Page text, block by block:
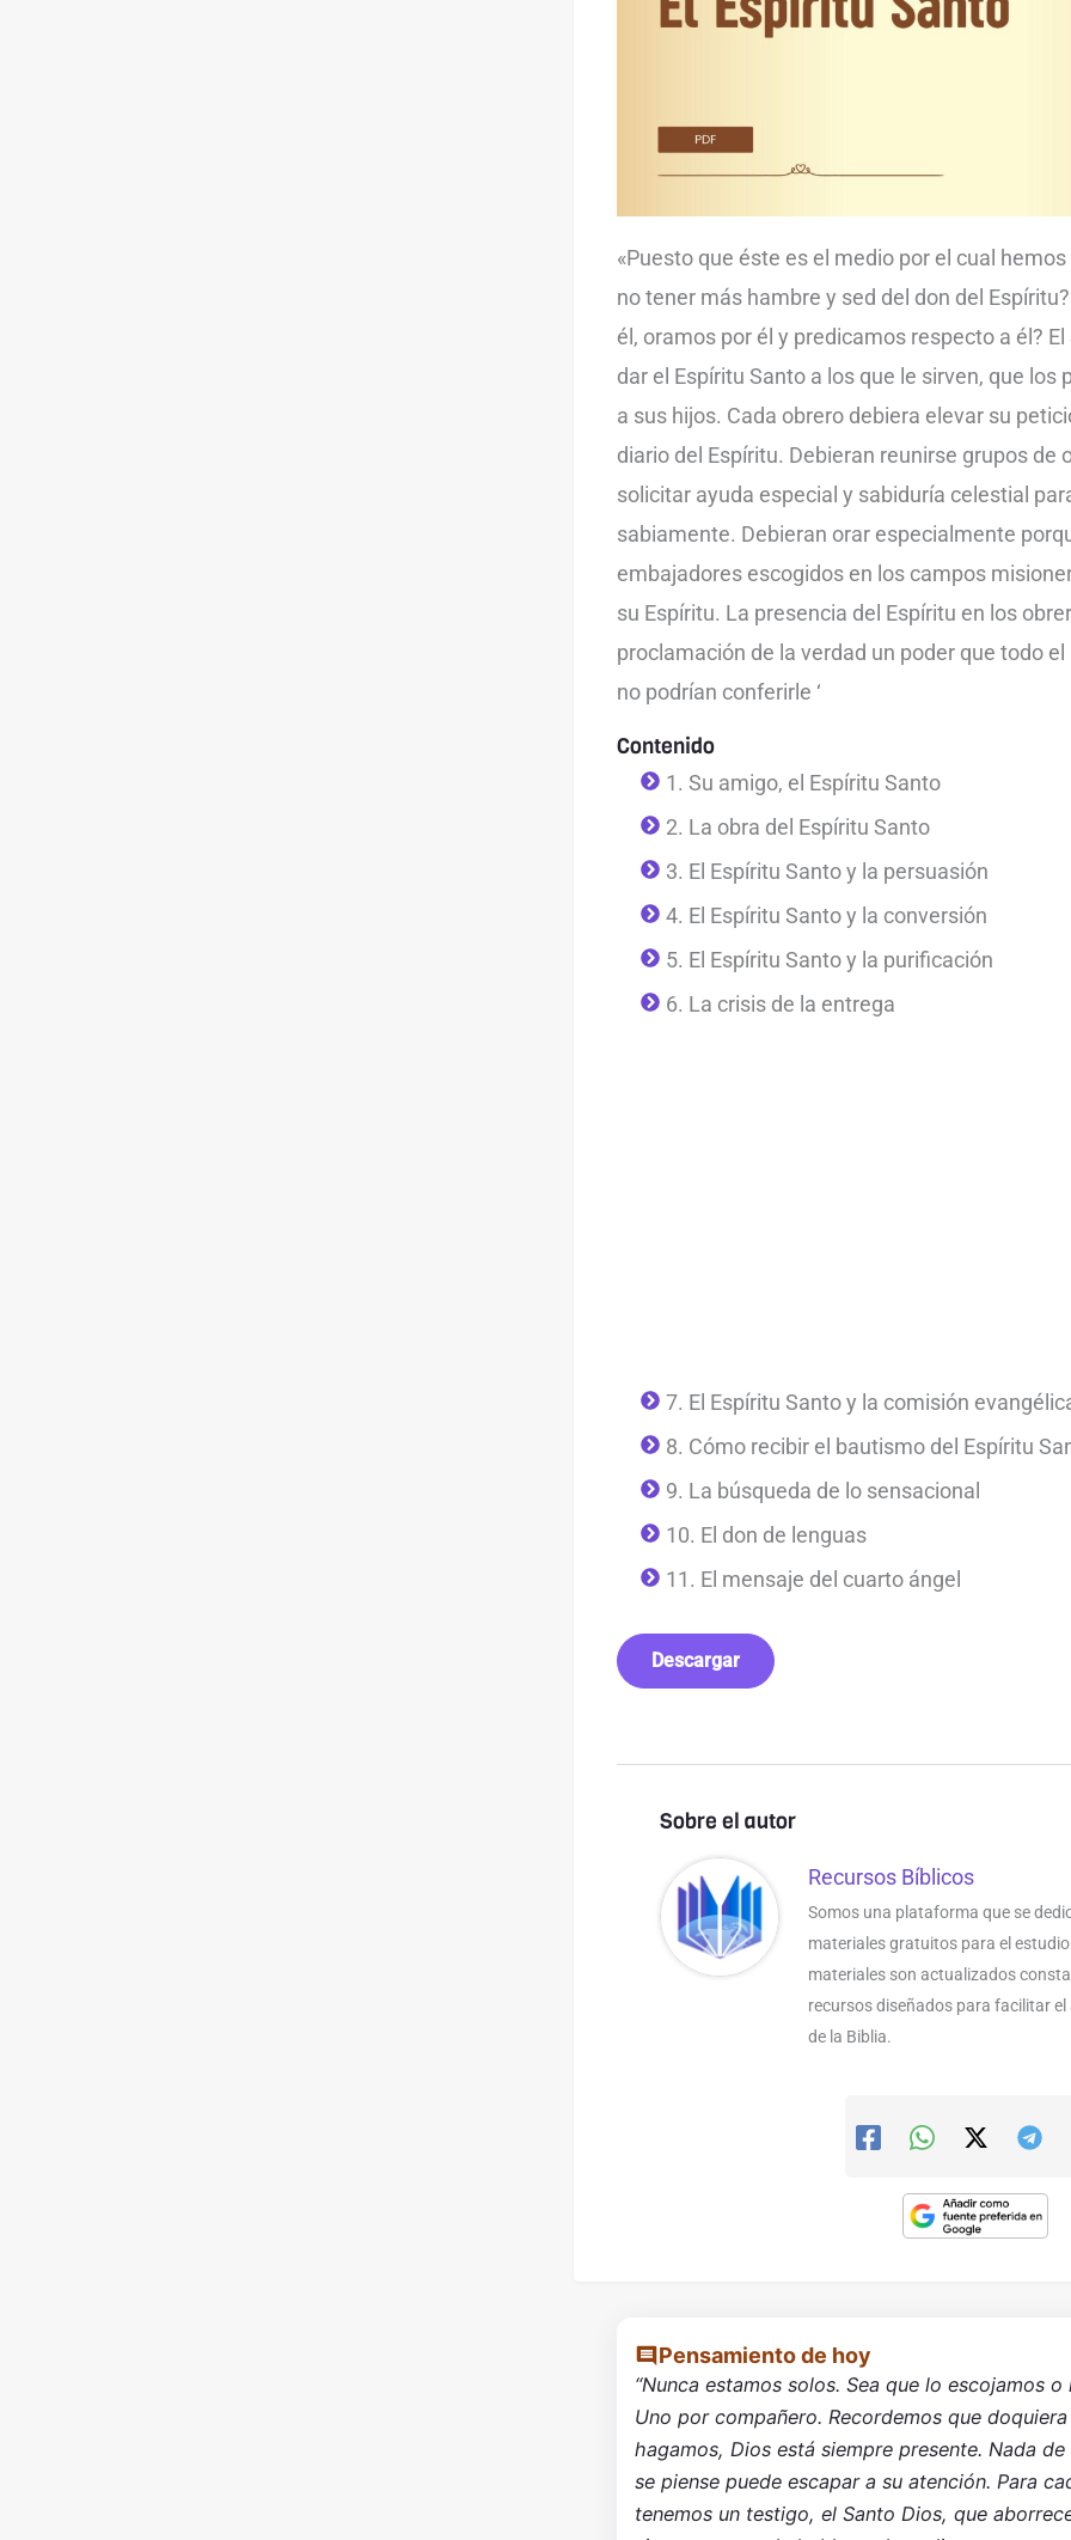
«Puesto que éste es el medio por el cual
no tener más hambre y sed del don del
él, oramos por él y predicamos respecto a él?
dar el Espíritu Santo a los que le sirven, que los
a sus hijos. Cada obrero debiera elevar su
diario del Espíritu. Debieran reunirse grupos de
solicitar ayuda especial y sabiduría celestial
sabiamente. Debieran orar especialmente
embajadores escogidos en los campos
su Espíritu. La presencia del Espíritu en los
proclamación de la verdad un poder que todo
no podrían conferirle ‘
Contenido
1. Su amigo, el Espíritu Santo
2. La obra del Espíritu Santo
3. El Espíritu Santo y la persuasión
4. El Espíritu Santo y la conversión
5. El Espíritu Santo y la purificación
6. La crisis de la entrega
7. El Espíritu Santo y la comisión
8. Cómo recibir el bautismo del Espíritu
9. La búsqueda de lo sensacional
10. El don de lenguas
11. El mensaje del cuarto ángel
Descargar
Sobre el autor
Recursos Bíblicos
Somos una plataforma que se
materiales gratuitos para el
materiales son actualizados
recursos diseñados para facilitar
de la Biblia.
Pensamiento de hoy
“Nunca estamos solos. Sea que lo escojamos
Uno por compañero. Recordemos que
hagamos, Dios está siempre presente. Nada
se piense puede escapar a su atención. Para
tenemos un testigo, el Santo Dios, que